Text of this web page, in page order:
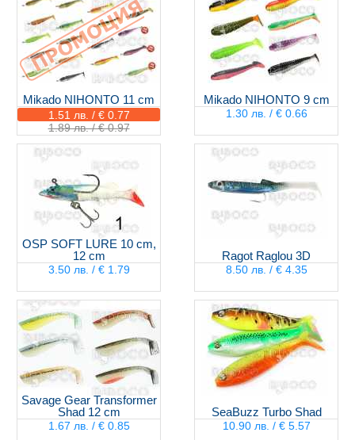
Mikado NIHONTO 11 cm
1.51 лв. / € 0.77
1.89 лв. / € 0.97
Mikado NIHONTO 9 cm
1.30 лв. / € 0.66
OSP SOFT LURE 10 cm,
12 cm
3.50 лв. / € 1.79
Ragot Raglou 3D
8.50 лв. / € 4.35
Savage Gear Transformer
Shad 12 cm
1.67 лв. / € 0.85
SeaBuzz Turbo Shad
10.90 лв. / € 5.57